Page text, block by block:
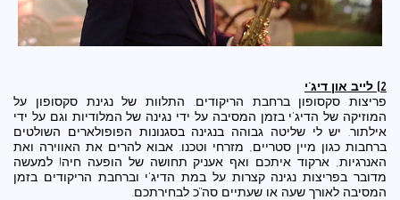
2) לייב און דיג'י
פריצות סקסופון ברחבת הריקודים. התלוות של נגינת סקסופון על
המוזיקה של הדיג'י בזמן המסיבה על ידי נגינה של המלודיות וגם על ידי
אילתור. יש לי שליטה גבוהה בנגינה בסגנונות הפופולארים השולטים
ברחבות כגון מיין סטריים, מזרחי וטכנו. אבוא להרים את האווירה ואת
האנרגיות, ארקוד איתכם ואף אעניק תחושה של הופעה חיה! למעשה
מדובר בפריצות נגינה קצרות על במת הדיג'י וברחבת הריקודים בזמן
המסיבה לאורך שעה או שעתיים סה"כ לבחירתכם.